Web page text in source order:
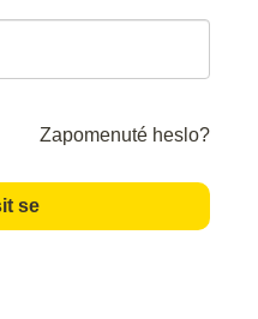
Zapomenuté heslo?
se